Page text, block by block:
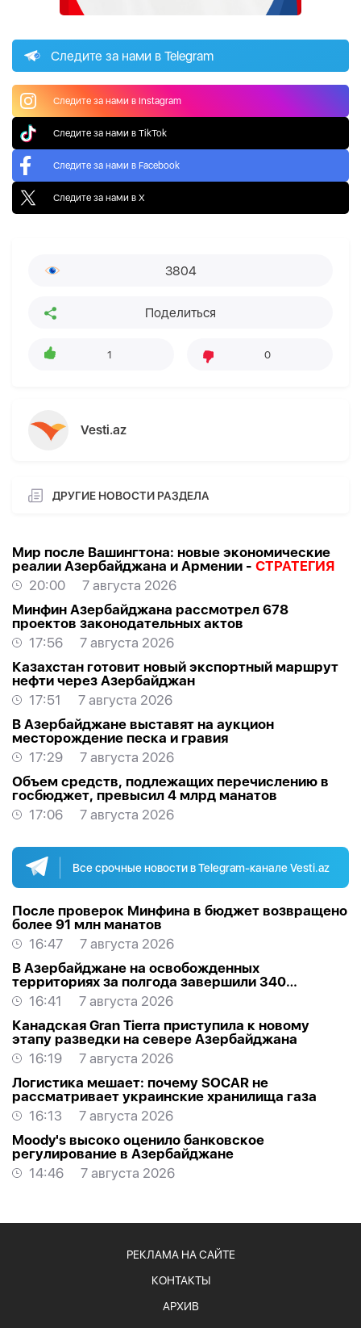
Следите за нами в Telegram
Следите за нами в Instagram
Следите за нами в TikTok
Следите за нами в Facebook
Следите за нами в X
3804
Поделиться
1 0
Vesti.az
ДРУГИЕ НОВОСТИ РАЗДЕЛА
Мир после Вашингтона: новые экономические
реалии Азербайджана и Армении - СТРАТЕГИЯ
20:00
7 августа 2026
Минфин Азербайджана рассмотрел 678
проектов законодательных актов
17:56
7 августа 2026
Казахстан готовит новый экспортный маршрут
нефти через Азербайджан
17:51
7 августа 2026
В Азербайджане выставят на аукцион
месторождение песка и гравия
17:29
7 августа 2026
Объем средств, подлежащих перечислению в
госбюджет, превысил 4 млрд манатов
17:06
7 августа 2026
Все срочные новости в Telegram-канале Vesti.az
После проверок Минфина в бюджет возвращено
более 91 млн манатов
16:47
7 августа 2026
В Азербайджане на освобожденных
территориях за полгода завершили 340
проектов
16:41
7 августа 2026
Канадская Gran Tierra приступила к новому
этапу разведки на севере Азербайджана
16:19
7 августа 2026
Логистика мешает: почему SOCAR не
рассматривает украинские хранилища газа
16:13
7 августа 2026
Moody's высоко оценило банковское
регулирование в Азербайджане
14:46
7 августа 2026
РЕКЛАМА НА САЙТЕ
КОНТАКТЫ
АРХИВ